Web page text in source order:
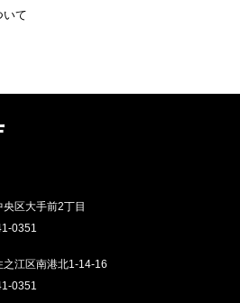
いて
区大手前2丁目
0351
江区南港北1-14-16
0351